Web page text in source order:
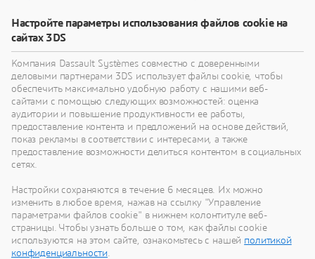
помогут вам переосмыслить свои изделия,
процессы и даже бизнес-модели для
реализации радикально новых устойчивых
инноваций.
Перейти к устойчивому развитию
Наши последние новости
Смотрите все пресс-релизы и материалы для
СМИ от Dassault Systèmes.
Настройте параметры использования файлов cookie на
сайтах 3DS
Компания Dassault Systèmes совместно с доверенными
деловыми партнерами 3DS использует файлы cookie, чтобы
обеспечить максимально удобную работу с нашими веб-
сайтами с помощью следующих возможностей: оценка
аудитории и повышение продуктивности ее работы,
предоставление контента и предложений на основе действий,
показ рекламы в соответствии с интересами, а также
предоставление возможности делиться контентом в социальных
сетях.
Настройки сохраняются в течение 6 месяцев. Их можно
изменить в любое время, нажав на ссылку "Управление
параметрами файлов cookie" в нижнем колонтитуле веб-
страницы. Чтобы узнать больше о том, как файлы cookie
используются на этом сайте, ознакомьтесь с нашей политикой
конфиденциальности.